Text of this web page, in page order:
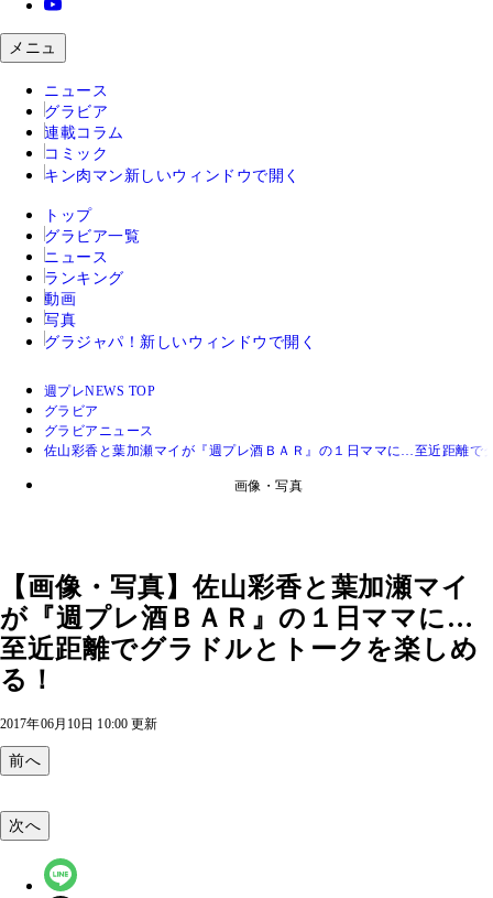
メニュ
ニュース
グラビア
連載コラム
コミック
キン肉マン 新しいウィンドウで開く
トップ
グラビア一覧
ニュース
ランキング
動画
写真
グラジャパ！ 新しいウィンドウで開く
週プレNEWS TOP
グラビア
グラビアニュース
佐山彩香と葉加瀬マイが『週プレ酒ＢＡＲ』の１日ママに…至近距離で
画像・写真
【画像・写真】佐山彩香と葉加瀬マイ
が『週プレ酒ＢＡＲ』の１日ママに…
至近距離でグラドルとトークを楽しめ
る！
2017年06月10日 10:00 更新
前へ
次へ